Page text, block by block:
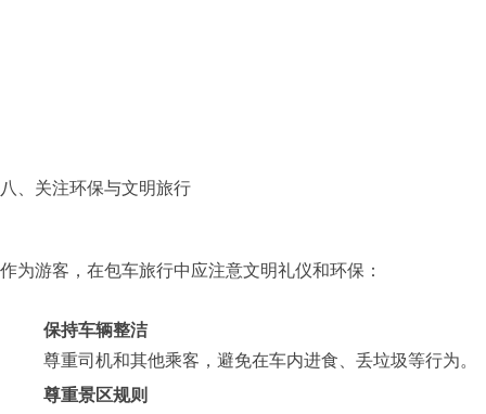
八、关注环保与文明旅行
作为游客，在包车旅行中应注意文明礼仪和环保：
保持车辆整洁
尊重司机和其他乘客，避免在车内进食、丢垃圾等行为。
尊重景区规则